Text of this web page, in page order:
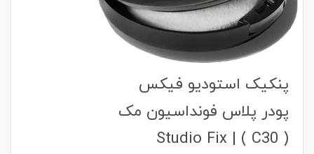
پنکیک استودیو فیکس
پودر پلاس فونداسیون مک
( C30 ) | Studio Fix